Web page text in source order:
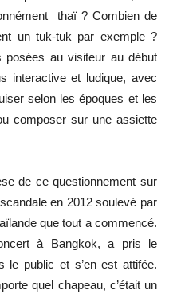
thaï ? Combien de
un tuk-tuk par exemple ?
posées au visiteur au début
interactive et ludique, avec
selon les époques et les
composer sur une assiette
de ce questionnement sur
en 2012 soulevé par
que tout a commencé.
à Bangkok, a pris le
le public et s’en est attifée.
quel chapeau, c’était un